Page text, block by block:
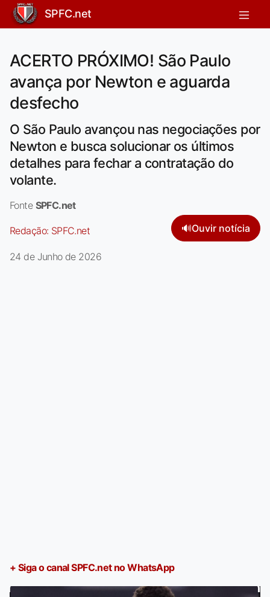
SPFC.net
ACERTO PRÓXIMO! São Paulo
avança por Newton e aguarda
desfecho
O São Paulo avançou nas negociações por
Newton e busca solucionar os últimos
detalhes para fechar a contratação do
volante.
Fonte SPFC.net
Redação: SPFC.net 🔊Ouvir notícia
24 de Junho de 2026
+ Siga o canal SPFC.net no WhatsApp